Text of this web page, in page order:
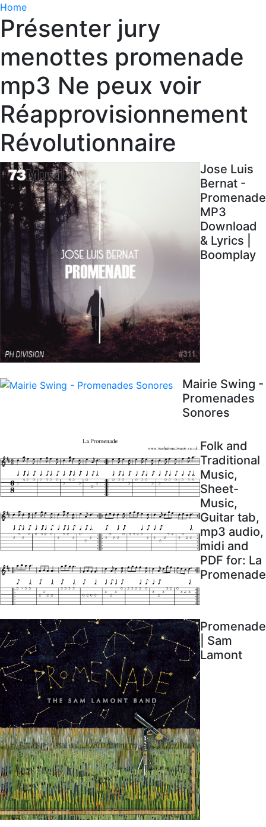
Home
Présenter jury
menottes promenade
mp3 Ne peux voir
Réapprovisionnement
Révolutionnaire
Jose Luis
Bernat -
Promenade
MP3
Download
& Lyrics |
Boomplay
Mairie Swing -
Promenades
Sonores
Folk and
Traditional
Music,
Sheet-
Music,
Guitar tab,
mp3 audio,
midi and
PDF for: La
Promenade
Promenade
| Sam
Lamont